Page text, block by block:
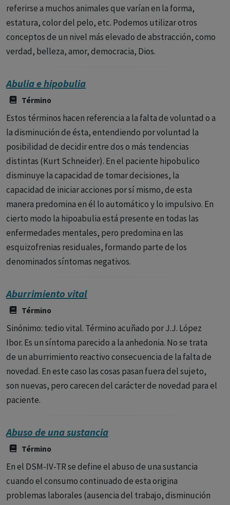
referirse a muchos animales que varían en la forma,
estatura, color del pelo, etc. Podemos utilizar otros
conceptos de un nivel más elevado de abstracción, como
verdad, belleza, amor, democracia, Dios.
Abulia e hipobulia
Término
Estos términos hacen referencia a la falta de voluntad o a
la disminución de ésta, entendiendo por voluntad la
posibilidad de decidir entre dos o más tendencias
distintas (Kurt Schneider). En el paciente hipobulico
disminuye la capacidad de tomar decisiones, la
capacidad de iniciar acciones por sí mismo, de esta
manera predomina en él lo automático y lo impulsivo. En
cierto modo la hipoabulia está presente en todas las
enfermedades mentales, pero predomina en las
esquizofrenias residuales, formando parte de los
denominados síntomas negativos.
Aburrimiento vital
Término
Sinónimo: tedio vital. Término acuñado por J.J. López
Ibor. Es un síntoma parecido a la anhedonia. No se trata
de un aburrimiento reactivo consecuencia de la falta de
novedad. En este caso las cosas pasan fuera del sujeto,
son nuevas, pero carecen del carácter de novedad para el
paciente.
Abuso de una sustancia
Término
En el DSM-IV-TR se define el abuso de una sustancia
cuando el consumo continuado de esta origina
problemas laborales (ausencia del trabajo, disminución